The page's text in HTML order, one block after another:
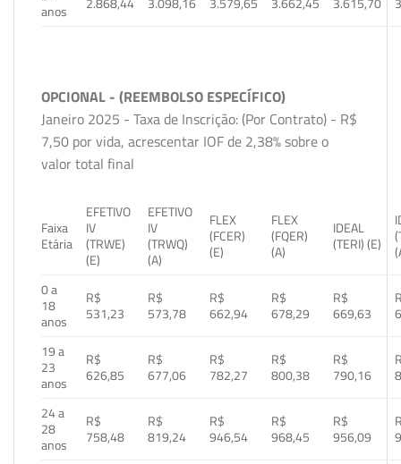
anos
OPCIONAL - (REEMBOLSO ESPECÍFICO)
Janeiro 2025 - Taxa de Inscrição: (Por Contrato) - R$
7,50 por vida, acrescentar IOF de 2,38% sobre o
valor total final
Faixa
Etária
EFETIVO
IV
(TRWE)
(E)
EFETIVO
IV
(TRWQ)
(A)
FLEX
(FCER)
(E)
FLEX
(FQER)
(A)
IDEAL
(TERI) (E)
0 a
18
anos
R$
531,23
R$
573,78
R$
662,94
R$
678,29
R$
669,63
19 a
23
anos
R$
626,85
R$
677,06
R$
782,27
R$
800,38
R$
790,16
24 a
28
anos
R$
758,48
R$
819,24
R$
946,54
R$
968,45
R$
956,09